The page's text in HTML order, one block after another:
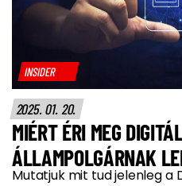
INSIDER
2025. 01. 20.
MIÉRT ÉRI MEG
ÁLLAMPOLGÁRNAK
Mutatjuk mit tud jelenleg a